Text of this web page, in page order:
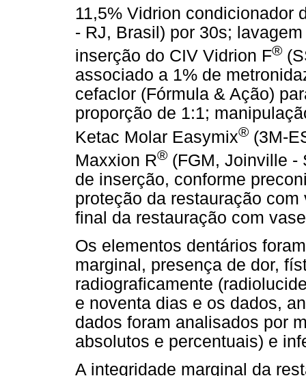
11,5% Vidrion condicionador
- RJ, Brasil) por 30s;
inserção do CIV Vidrion F®
associado a 1% de
cefaclor (Fórmula & Ação)
proporção de 1:1;
Ketac Molar Easymix® (3M-
Maxxion R® (FGM, Joinville -
de inserção, conforme
proteção da restauração
final da restauração com
Os elementos dentários
marginal, presença de dor,
radiograficamente
e noventa dias e os dados,
dados foram analisados por
absolutos e percentuais) e
A integridade marginal da